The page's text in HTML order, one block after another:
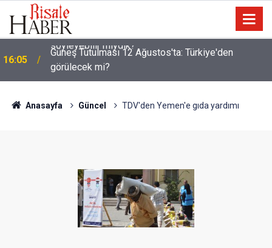
16:05
Güneş Tutulması 12 Ağustos'ta: Türkiye'den
görülecek mi?
Anasayfa Güncel TDV'den Yemen'e gıda yardımı